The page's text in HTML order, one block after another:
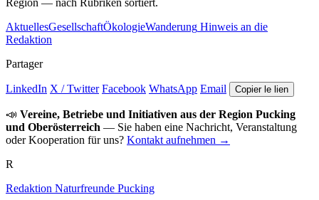
Region — nach Rubriken sortiert.
AktuellesGesellschaftÖkologieWanderung Hinweis an die
Redaktion
Partager
LinkedIn X / Twitter Facebook WhatsApp Email Copier le lien
📣 Vereine, Betriebe und Initiativen aus der Region Pucking
und Oberösterreich — Sie haben eine Nachricht, Veranstaltung
oder Kooperation für uns? Kontakt aufnehmen →
R
Redaktion Naturfreunde Pucking